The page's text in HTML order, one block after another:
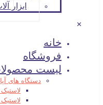
ابزار
✕
خانه
فروشگاه
لیست
دستگاه های